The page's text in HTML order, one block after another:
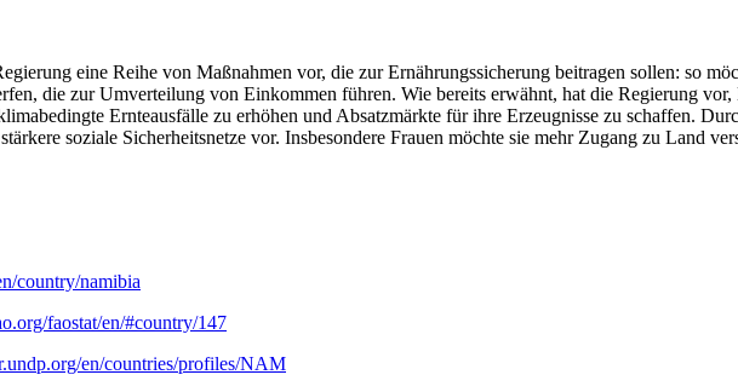
eine Reihe von Maßnahmen vor, die zur Ernährungssicherung beitragen sollen: so
die zur Umverteilung von Einkommen führen. Wie bereits erwähnt, hat die Regierung
Ernteausfälle zu erhöhen und Absatzmärkte für ihre Erzeugnisse zu schaffen.
soziale Sicherheitsnetze vor. Insbesondere Frauen möchte sie mehr Zugang zu Land
country/namibia
faostat/en/#country/147
en/countries/profiles/NAM